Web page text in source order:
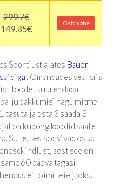
299.7€
149.85€
Osta kohe
Sportjust alates Bauer
. Omandades seal siis
toodet suurendada
pakkumisi nagu mitme
tasuta ja osta 3 saada 3
on kupong koodid saate
Sulle, kes soovivad osta,
enesekindlust, sest see on
60 päeva tagasi
ei toimi teie jaoks.